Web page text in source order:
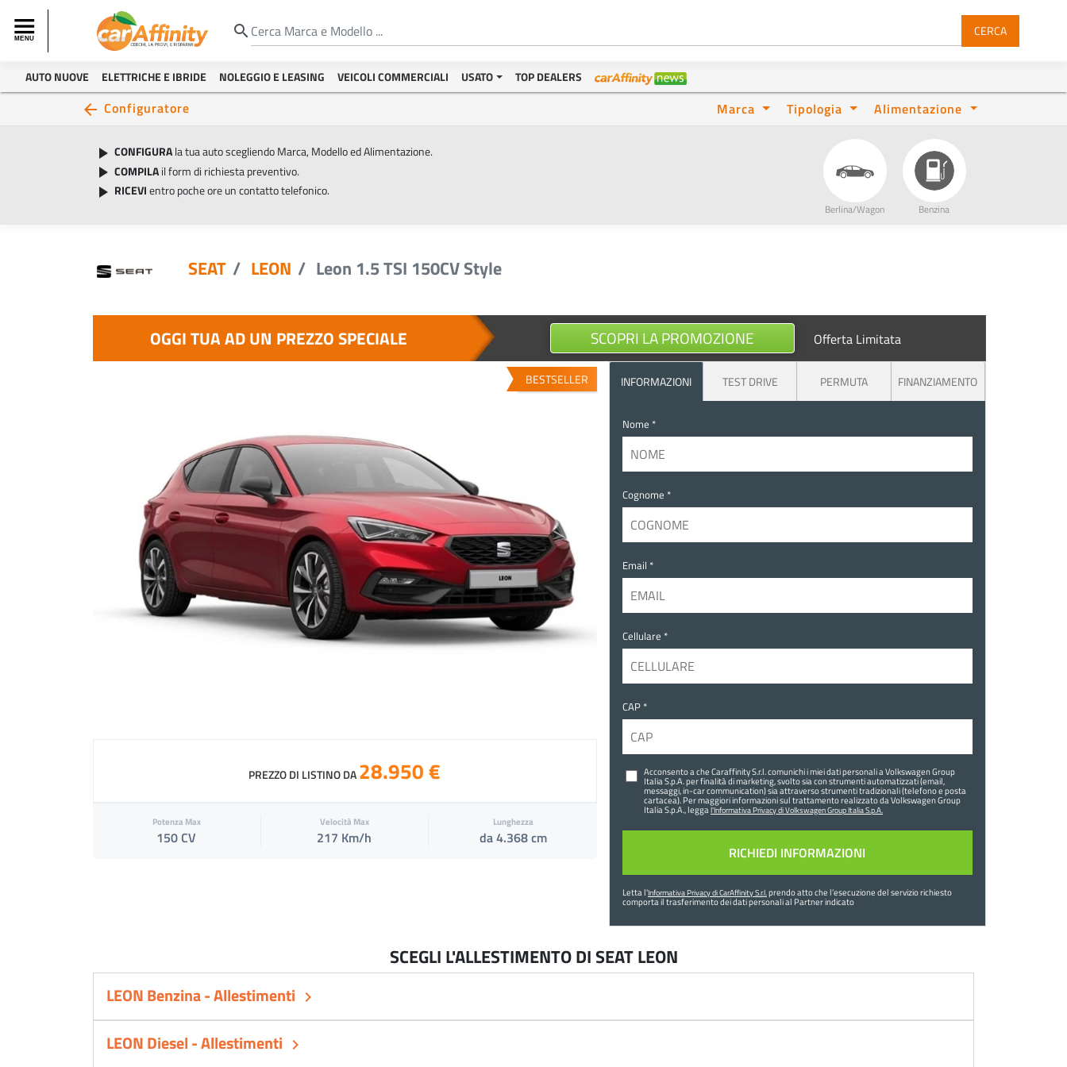
search CERCA
AUTO NUOVE ELETTRICHE E IBRIDE NOLEGGIO E LEASING VEICOLI COMMERCIALI USATO TOP DEALERS
arrow_back Configuratore Marca Tipologia Alimentazione
play_arrow CONFIGURA la tua auto scegliendo Marca, Modello ed Alimentazione.
play_arrow COMPILA il form di richiesta preventivo.
play_arrow RICEVI entro poche ore un contatto telefonico.
Berlina/Wagon Benzina
SEAT LEON Leon 1.5 TSI 150CV Style
OGGI TUA AD UN PREZZO SPECIALE SCOPRI LA PROMOZIONE Offerta Limitata
BESTSELLER
PREZZO DI LISTINO DA28.950 €
Potenza Max
150 CV
Velocità Max
217 Km/h
Lunghezza
da 4.368 cm
INFORMAZIONI TEST DRIVE PERMUTA FINANZIAMENTO
Nome *
Cognome *
Email *
Cellulare *
CAP *
Acconsento a che Caraffinity S.r.l. comunichi i miei dati personali a Volkswagen Group
Italia S.p.A. per finalità di marketing, svolto sia con strumenti automatizzati (email,
messaggi, in-car communication) sia attraverso strumenti tradizionali (telefono e posta
cartacea). Per maggiori informazioni sul trattamento realizzato da Volkswagen Group
Italia S.p.A., legga l'Informativa Privacy di Volkswagen Group Italia S.p.A.
Letta l'Informativa Privacy di CarAffinity S.r.l.prendo atto che l’esecuzione del servizio richiesto
comporta il trasferimento dei dati personali al Partner indicato
SCEGLI L'ALLESTIMENTO DI SEAT LEON
LEON Benzina - Allestimenti keyboard_arrow_right
LEON Diesel - Allestimenti keyboard_arrow_right